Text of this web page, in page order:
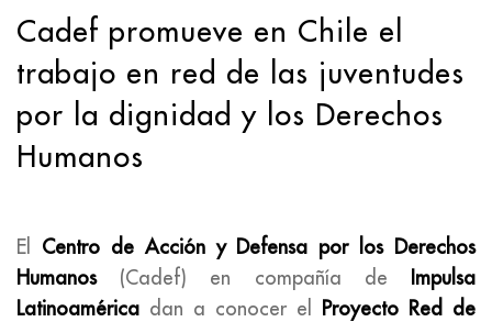
Cadef promueve en Chile el
trabajo en red de las juventudes
por la dignidad y los Derechos
Humanos
El Centro de Acción y Defensa por los Derechos
Humanos(Cadef) en compañía de Impulsa
Latinoamérica dan a conocer el Proyecto Red de